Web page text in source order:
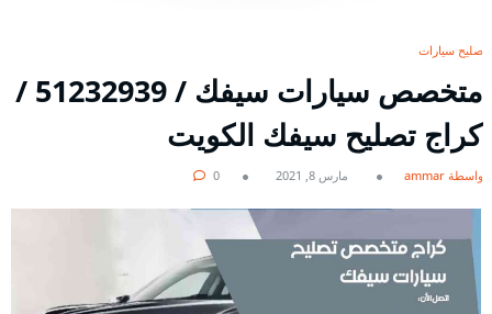
تصليح سيارات
متخصص سيارات سيفك / 51232939‬ /
كراج تصليح سيفك الكويت
بواسطة ammar مارس 8, 2021 0